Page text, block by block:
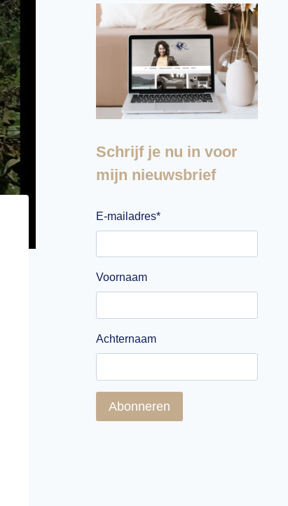
Schrijf je nu in voor
mijn nieuwsbrief
E-mailadres*
Voornaam
Achternaam
Abonneren